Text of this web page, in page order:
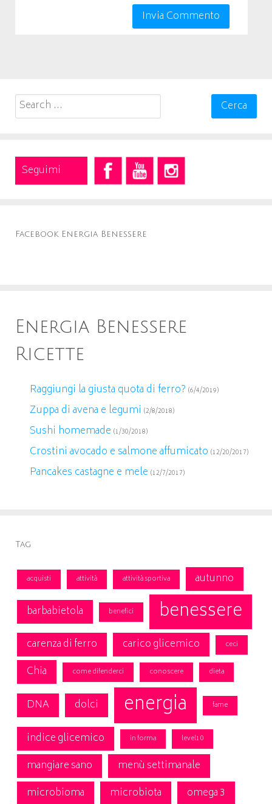
Search
for:
Seguimi
Facebook Energia Benessere
Energia Benessere
Ricette
Raggiungi la giusta quota di ferro? (6/4/2019)
Zuppa di avena e legumi (2/8/2018)
Sushi homemade (1/30/2018)
Crostini avocado e salmone affumicato (12/20/2017)
Pancakes castagne e mele (12/7/2017)
Tag
acquisti attività attività sportiva
autunno
barbabietola
benefici benessere
carenza di ferro carico glicemico ceci
Chia come difenderci conoscere dieta
DNA dolci energia fame
indice glicemico in forma level10
mangiare sano
menù settimanale
microbioma
microbiota
omega 3